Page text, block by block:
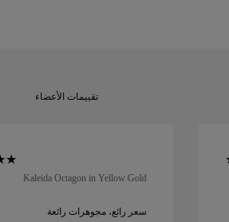
تقييمات الأعضاء
Kaleida Octagon in Yellow Gold
سعر رائع، مجوهرات رائعة